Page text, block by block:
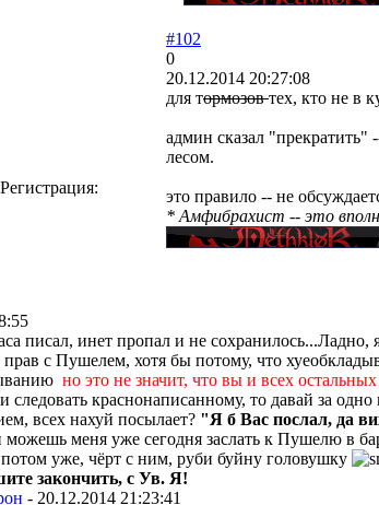
Регистрация:
#102
0
20.12.2014 20:27:08
для тормозовтех, кто не в
админ сказал "прекратить"
лесом.
это правило -- не
* Амфибрахист -- это
писал, инет пропал и не
с Пушелем, хотя бы потому, что
но это не значит, что вы и всех
следовать краснонаписанному, то давай за
всех нахуй посылает? "Я б Вас послал, да
меня уже сегодня заслать к Пушелю в
потом уже, чёрт с ним, руби буйну головушку
закончить, с Ув. Я!
- 20.12.2014 21:23:41